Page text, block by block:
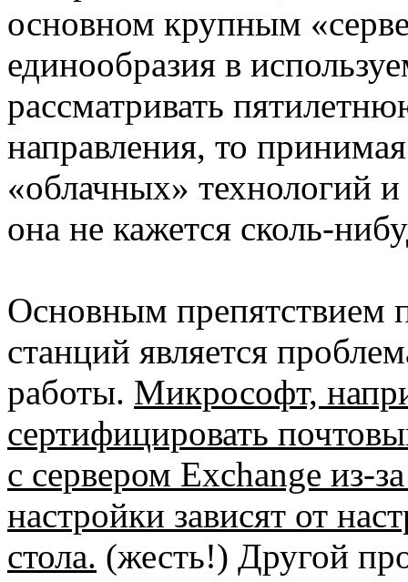
основном крупным
единообразия в
рассматривать
направления, то
«облачных» технологий
она не кажется сколь-
Основным препятствием
станций является
работы. Микрософт,
сертифицировать
с сервером Exchange из-
настройки зависят от
стола. (жесть!) Другой